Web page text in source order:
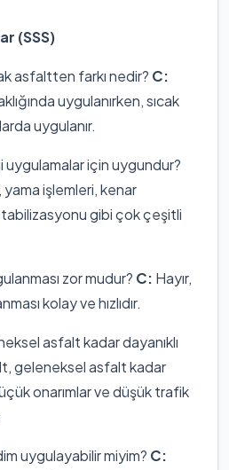
(SSS)
asfaltten farkı nedir? C:
uygulanırken, sıcak
uygulanır.
için uygundur?
işlemleri, kenar
gibi çok çeşitli
zor mudur? C: Hayır,
kolay ve hızlıdır.
asfalt kadar dayanıklı
geleneksel asfalt kadar
onarımlar ve düşük trafik
uygulayabilir miyim? C: